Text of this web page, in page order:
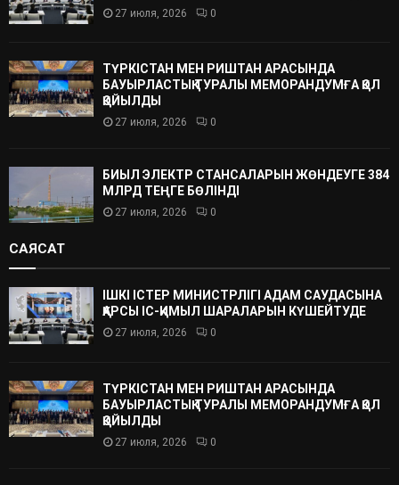
27 июля, 2026 0
ТҮРКІСТАН МЕН РИШТАН АРАСЫНДА
БАУЫРЛАСТЫҚ ТУРАЛЫ МЕМОРАНДУМҒА ҚОЛ
ҚОЙЫЛДЫ
27 июля, 2026 0
БИЫЛ ЭЛЕКТР СТАНСАЛАРЫН ЖӨНДЕУГЕ 384
МЛРД ТЕҢГЕ БӨЛІНДІ
27 июля, 2026 0
САЯСАТ
ІШКІ ІСТЕР МИНИСТРЛІГІ АДАМ САУДАСЫНА
ҚАРСЫ ІС-ҚИМЫЛ ШАРАЛАРЫН КҮШЕЙТУДЕ
27 июля, 2026 0
ТҮРКІСТАН МЕН РИШТАН АРАСЫНДА
БАУЫРЛАСТЫҚ ТУРАЛЫ МЕМОРАНДУМҒА ҚОЛ
ҚОЙЫЛДЫ
27 июля, 2026 0